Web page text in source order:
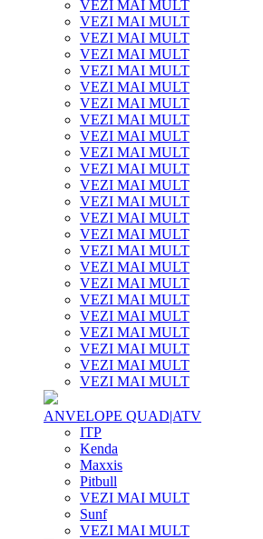
VEZI MAI MULT
VEZI MAI MULT
VEZI MAI MULT
VEZI MAI MULT
VEZI MAI MULT
VEZI MAI MULT
VEZI MAI MULT
VEZI MAI MULT
VEZI MAI MULT
VEZI MAI MULT
VEZI MAI MULT
VEZI MAI MULT
VEZI MAI MULT
VEZI MAI MULT
VEZI MAI MULT
VEZI MAI MULT
VEZI MAI MULT
VEZI MAI MULT
VEZI MAI MULT
VEZI MAI MULT
VEZI MAI MULT
VEZI MAI MULT
VEZI MAI MULT
VEZI MAI MULT
ANVELOPE QUAD|ATV
ITP
Kenda
Maxxis
Pitbull
VEZI MAI MULT
Sunf
VEZI MAI MULT